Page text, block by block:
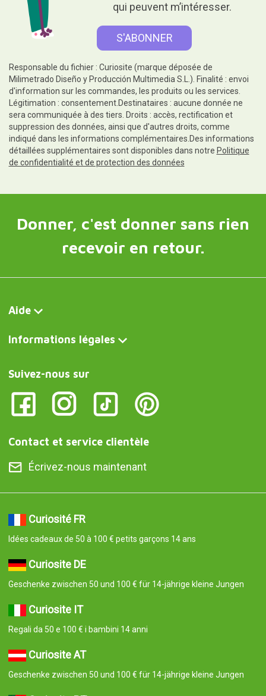
qui peuvent m’intéresser.
Responsable du fichier : Curiosite (marque déposée de
Milimetrado Diseño y Producción Multimedia S.L.). Finalité : envoi
d'information sur les commandes, les produits ou les services.
Légitimation : consentement.Destinataires : aucune donnée ne
sera communiquée à des tiers. Droits : accès, rectification et
suppression des données, ainsi que d'autres droits, comme
indiqué dans les informations complémentaires.Des informations
détaillées supplémentaires sont disponibles dans notre Politique
de confidentialité et de protection des données
Donner, c'est donner sans rien
recevoir en retour.
Aide
Informations légales
Suivez-nous sur
Contact et service clientèle
Écrivez-nous maintenant
Curiosité FR
Idées cadeaux de 50 à 100 € petits garçons 14 ans
Curiosite DE
Geschenke zwischen 50 und 100 € für 14-jährige kleine Jungen
Curiosite IT
Regali da 50 e 100 € i bambini 14 anni
Curiosite AT
Geschenke zwischen 50 und 100 € für 14-jährige kleine Jungen